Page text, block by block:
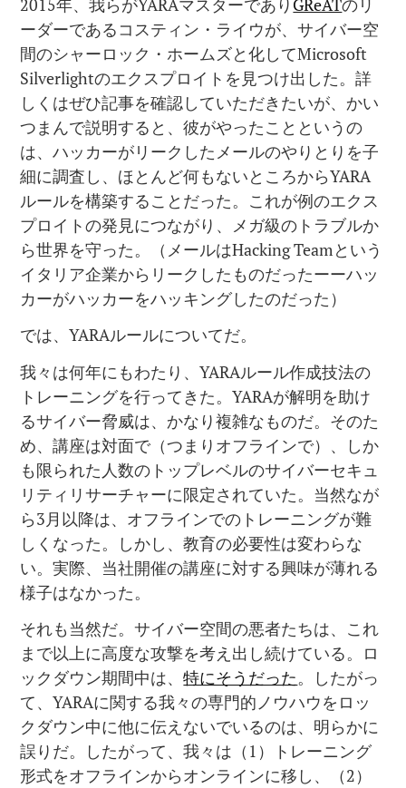
ーダーであるコスティン・ライウが、サイバー空
間のシャーロック・ホームズと化してMicrosoft
Silverlightのエクスプロイトを見つけ出した。詳
しくはぜひ記事を確認していただきたいが、かい
つまんで説明すると、彼がやったことというの
は、ハッカーがリークしたメールのやりとりを子
細に調査し、ほとんど何もないところからYARA
ルールを構築することだった。これが例のエクス
プロイトの発見につながり、メガ級のトラブルか
ら世界を守った。（メールはHacking Teamという
イタリア企業からリークしたものだったーーハッ
カーがハッカーをハッキングしたのだった）
では、YARAルールについてだ。
我々は何年にもわたり、YARAルール作成技法の
トレーニングを行ってきた。YARAが解明を助け
るサイバー脅威は、かなり複雑なものだ。そのた
め、講座は対面で（つまりオフラインで）、しか
も限られた人数のトップレベルのサイバーセキュ
リティリサーチャーに限定されていた。当然なが
ら3月以降は、オフラインでのトレーニングが難
しくなった。しかし、教育の必要性は変わらな
い。実際、当社開催の講座に対する興味が薄れる
様子はなかった。
それも当然だ。サイバー空間の悪者たちは、これ
まで以上に高度な攻撃を考え出し続けている。ロ
ックダウン期間中は、特にそうだった。したがっ
て、YARAに関する我々の専門的ノウハウをロッ
クダウン中に他に伝えないでいるのは、明らかに
誤りだ。したがって、我々は（1）トレーニング
形式をオフラインからオンラインに移し、（2）